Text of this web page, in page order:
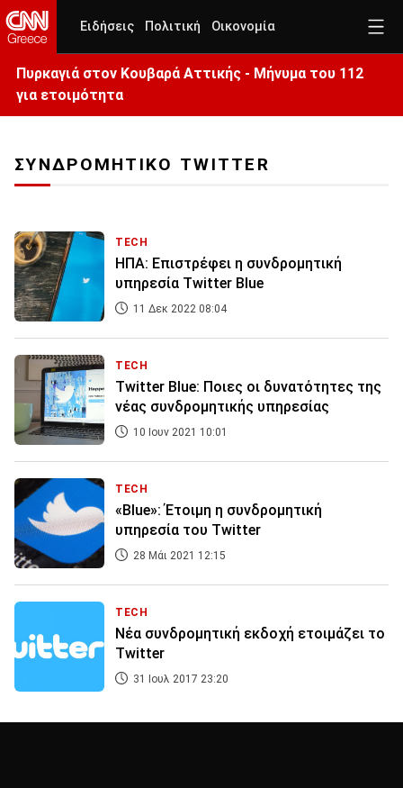
Ειδήσεις Πολιτική Οικονομία
Πυρκαγιά στον Κουβαρά Αττικής - Μήνυμα του 112
για ετοιμότητα
ΣΥΝΔΡΟΜΗΤΙΚΟ TWITTER
TECH
ΗΠΑ: Επιστρέφει η συνδρομητική
υπηρεσία Twitter Blue
11 Δεκ 2022 08:04
TECH
Twitter Blue: Ποιες οι δυνατότητες της
νέας συνδρομητικής υπηρεσίας
10 Ιουν 2021 10:01
TECH
«Blue»: Έτοιμη η συνδρομητική
υπηρεσία του Twitter
28 Μάι 2021 12:15
TECH
Νέα συνδρομητική εκδοχή ετοιμάζει το
Twitter
31 Ιουλ 2017 23:20